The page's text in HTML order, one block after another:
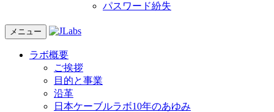
パスワード紛失
メニュー
ラボ概要
ご挨拶
目的と事業
沿革
日本ケーブルラボ10年のあゆみ